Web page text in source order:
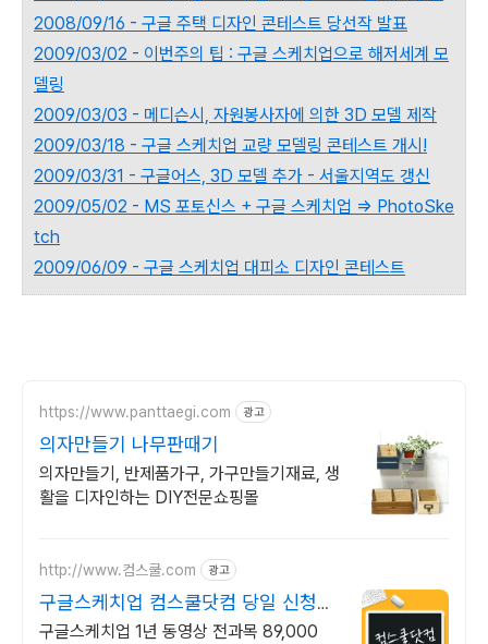
2008/09/16 - 구글 주택 디자인 콘테스트 당선작 발표
2009/03/02 - 이번주의 팁 : 구글 스케치업으로 해저세계 모
델링
2009/03/03 - 메디슨시, 자원봉사자에 의한 3D 모델 제작
2009/03/18 - 구글 스케치업 교량 모델링 콘테스트 개시!
2009/03/31 - 구글어스, 3D 모델 추가 - 서울지역도 갱신
2009/05/02 - MS 포토신스 + 구글 스케치업 => PhotoSke
tch
2009/06/09 - 구글 스케치업 대피소 디자인 콘테스트
https://www.panttaegi.com 광고
의자만들기 나무판때기
의자만들기, 반제품가구, 가구만들기재료, 생
활을 디자인하는 DIY전문쇼핑몰
http://www.컴스쿨.com 광고
구글스케치업 컴스쿨닷컴 당일 신청&
결제시 기프티콘!
구글스케치업 1년 동영상 전과목 89,000